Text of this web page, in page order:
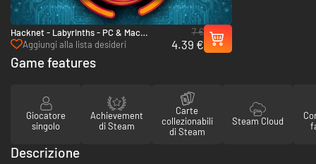
Hacknet - Labyrinths - PC & Mac
(Steam)
Aggiungi alla lista desideri
7 €
4.39 €
Game features
Giocatore
singolo
Achievement
di Steam
Carte
collezionabili
di Steam
Steam Cloud
Descrizione